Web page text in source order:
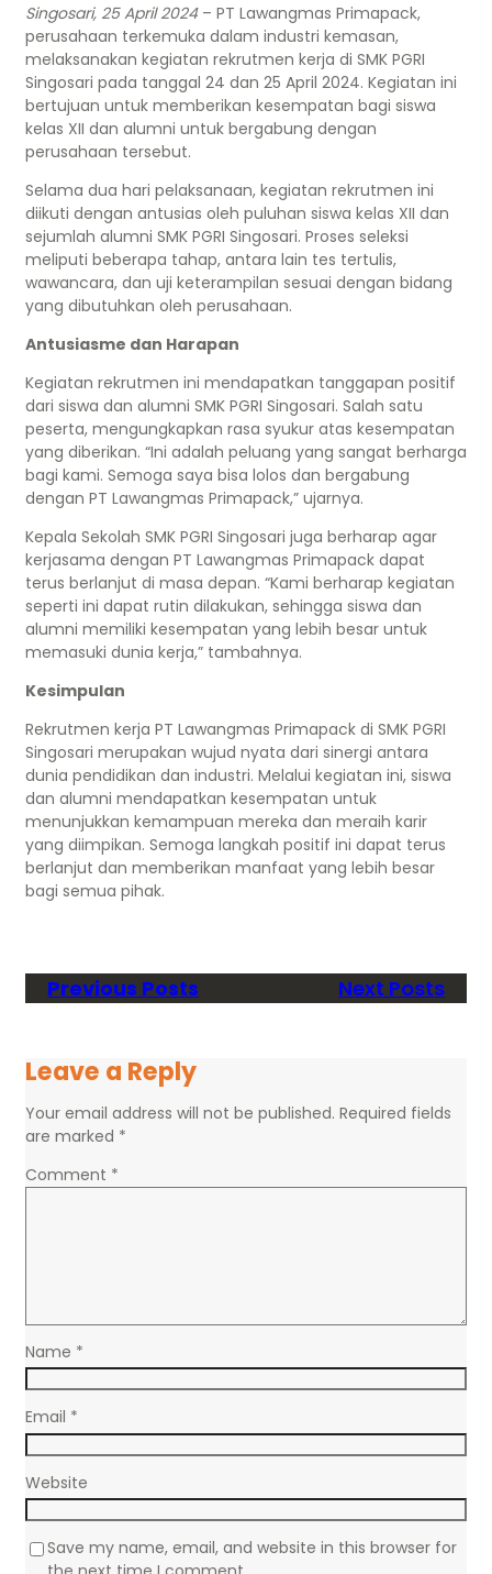
Singosari, 25 April 2024– PT Lawangmas Primapack,
perusahaan terkemuka dalam industri kemasan,
melaksanakan kegiatan rekrutmen kerja di SMK PGRI
Singosari pada tanggal 24 dan 25 April 2024. Kegiatan ini
bertujuan untuk memberikan kesempatan bagi siswa
kelas XII dan alumni untuk bergabung dengan
perusahaan tersebut.
Selama dua hari pelaksanaan, kegiatan rekrutmen ini
diikuti dengan antusias oleh puluhan siswa kelas XII dan
sejumlah alumni SMK PGRI Singosari. Proses seleksi
meliputi beberapa tahap, antara lain tes tertulis,
wawancara, dan uji keterampilan sesuai dengan bidang
yang dibutuhkan oleh perusahaan.
Antusiasme dan Harapan
Kegiatan rekrutmen ini mendapatkan tanggapan positif
dari siswa dan alumni SMK PGRI Singosari. Salah satu
peserta, mengungkapkan rasa syukur atas kesempatan
yang diberikan. “Ini adalah peluang yang sangat berharga
bagi kami. Semoga saya bisa lolos dan bergabung
dengan PT Lawangmas Primapack,” ujarnya.
Kepala Sekolah SMK PGRI Singosari juga berharap agar
kerjasama dengan PT Lawangmas Primapack dapat
terus berlanjut di masa depan. “Kami berharap kegiatan
seperti ini dapat rutin dilakukan, sehingga siswa dan
alumni memiliki kesempatan yang lebih besar untuk
memasuki dunia kerja,” tambahnya.
Kesimpulan
Rekrutmen kerja PT Lawangmas Primapack di SMK PGRI
Singosari merupakan wujud nyata dari sinergi antara
dunia pendidikan dan industri. Melalui kegiatan ini, siswa
dan alumni mendapatkan kesempatan untuk
menunjukkan kemampuan mereka dan meraih karir
yang diimpikan. Semoga langkah positif ini dapat terus
berlanjut dan memberikan manfaat yang lebih besar
bagi semua pihak.
Previous Posts Next Posts
Leave a Reply
Your email address will not be published. Required fields
are marked *
Comment *
Name *
Email *
Website
Save my name, email, and website in this browser for